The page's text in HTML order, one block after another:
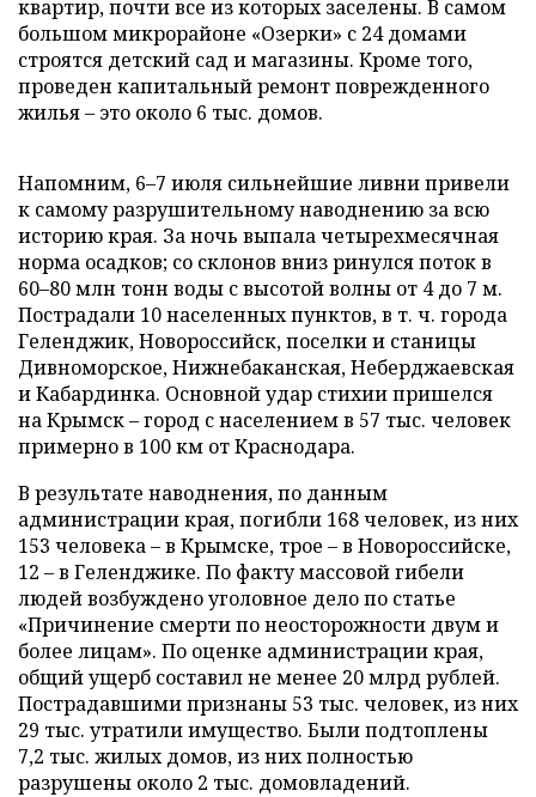
квартир, почти все из которых заселены. В самом
большом микрорайоне «Озерки» с 24 домами
строятся детский сад и магазины. Кроме того,
проведен капитальный ремонт поврежденного
жилья – это около 6 тыс. домов.
Напомним, 6–7 июля сильнейшие ливни привели
к самому разрушительному наводнению за всю
историю края. За ночь выпала четырехмесячная
норма осадков; со склонов вниз ринулся поток в
60–80 млн тонн воды с высотой волны от 4 до 7 м.
Пострадали 10 населенных пунктов, в т. ч. города
Геленджик, Новороссийск, поселки и станицы
Дивноморское, Нижнебаканская, Неберджаевская
и Кабардинка. Основной удар стихии пришелся
на Крымск – город с населением в 57 тыс. человек
примерно в 100 км от Краснодара.
В результате наводнения, по данным
администрации края, погибли 168 человек, из них
153 человека – в Крымске, трое – в Новороссийске,
12 – в Геленджике. По факту массовой гибели
людей возбуждено уголовное дело по статье
«Причинение смерти по неосторожности двум и
более лицам». По оценке администрации края,
общий ущерб составил не менее 20 млрд рублей.
Пострадавшими признаны 53 тыс. человек, из них
29 тыс. утратили имущество. Были подтоплены
7,2 тыс. жилых домов, из них полностью
разрушены около 2 тыс. домовладений.